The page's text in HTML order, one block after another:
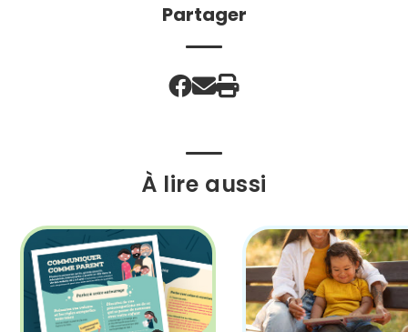
Partager
À lire aussi